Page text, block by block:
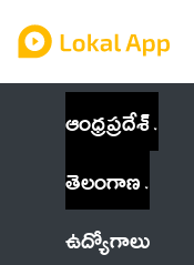
ఆంధ్రప్రదేశ్
తెలంగాణ
ఉద్యోగాలు